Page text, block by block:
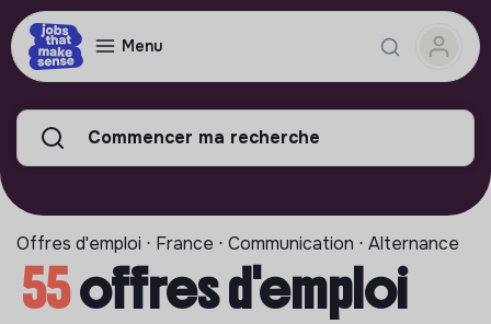
Menu
Commencer ma recherche
Offres d'emploi ⋅ France ⋅ Communication ⋅ Alternance
55offres d'emploi